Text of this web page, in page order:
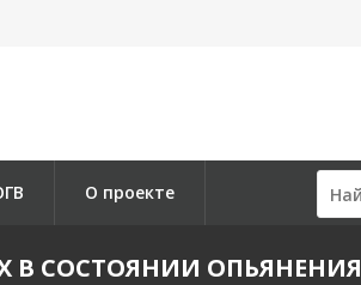
О проекте
В СОСТОЯНИИ ОПЬЯНЕНИЯ